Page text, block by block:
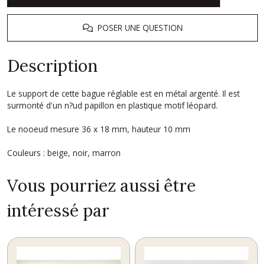
POSER UNE QUESTION
Description
Le support de cette bague réglable est en métal argenté. Il est
surmonté d'un n?ud papillon en plastique motif léopard.
Le nooeud mesure 36 x 18 mm, hauteur 10 mm
Couleurs : beige, noir, marron
Vous pourriez aussi être
intéressé par